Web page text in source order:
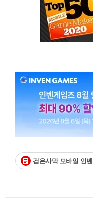
검은사막 모바일 인벤